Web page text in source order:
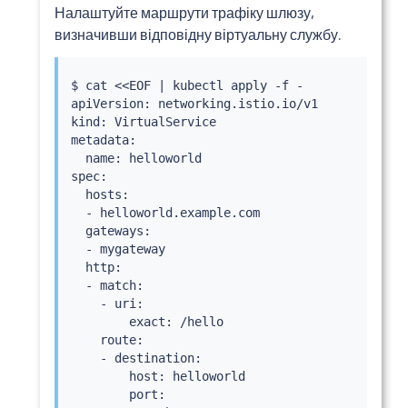
      protocol: HTTPS
      mode: SIMPLE
    hosts:
    - helloworld.example.com
EOF
Налаштуйте маршрути трафіку шлюзу,
визначивши відповідну віртуальну службу.
$ cat <<EOF | kubectl
apply -f -
apiVersion: networking.istio.io/v1
kind: VirtualService
metadata:
  name: helloworld
spec:
  hosts:
  - helloworld.example.com
  gateways:
  - mygateway
  http:
  - match:
    - uri:
        exact: /hello
    route:
    - destination:
        host: helloworld
        port: